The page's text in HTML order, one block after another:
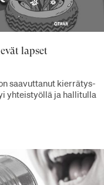
lapset
saavuttanut kierrätys-
yhteistyöllä ja hallitulla